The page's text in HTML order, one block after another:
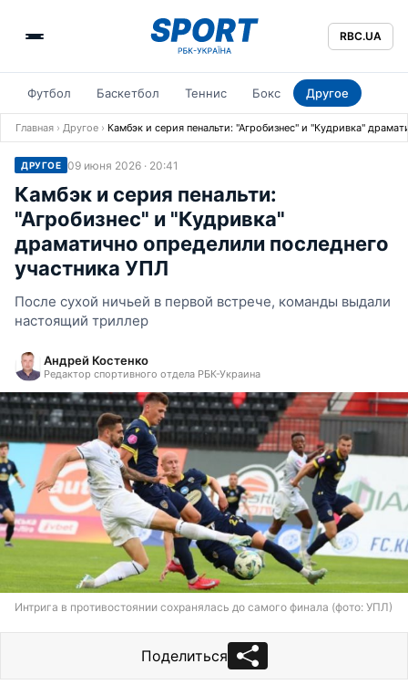
RBC.UA
Футбол Баскетбол Теннис Бокс Другое
Главная › Другое › Камбэк и серия пенальти: "Агробизнес" и "Кудривка"
ДРУГОЕ 09 июня 2026 · 20:41
Камбэк и серия пенальти:
"Агробизнес" и "Кудривка"
драматично определили последнего
участника УПЛ
После сухой ничьей в первой встрече, команды выдали
настоящий триллер
Андрей Костенко
Редактор спортивного отдела РБК-Украина
Интрига в противостоянии сохранялась до самого финала (фото: УПЛ)
Поделиться